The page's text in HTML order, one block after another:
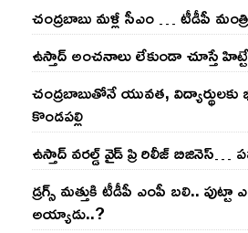
చంద్ర‌బాబు మ‌ళ్లీ సీఎం … టీడీపీ
ఉస్తాద్ అంచ‌నాలు లేకుండా చూస్తే
చంద్ర‌బాబుతోనే యువ‌త‌, విద్యార్థుల‌కు
కొండ‌ప‌ల్లి
ఉస్తాద్ వ‌ర‌ల్డ్ వైడ్ ప్రి రిలీజ్
డ్రగ్స్ మత్తుకి టీడీపీ ఎంపీ బలి.. పుట్టా
అయ్యాడు..?